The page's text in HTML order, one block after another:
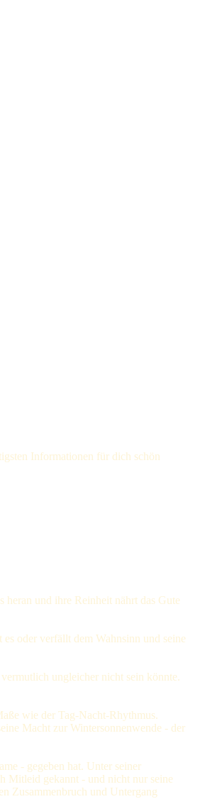
Informationen für dich schön
und ihre Reinheit nährt das Gute
oder verfällt dem Wahnsinn und seine
ungleicher nicht sein könnte.
wie der Tag-Nacht-Rhythmus.
Macht zur Wintersonnenwende - der
- gegeben hat. Unter seiner
Mitleid gekannt - und nicht nur seine
Zusammenbruch und Untergang